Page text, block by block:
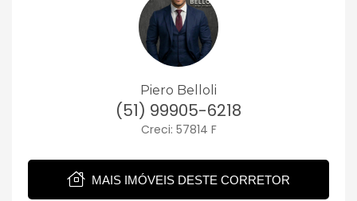
Piero Belloli
(51) 99905-6218
Creci: 57814 F
MAIS IMÓVEIS DESTE CORRETOR